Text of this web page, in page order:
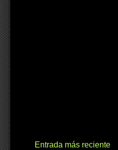
Entrada más reciente